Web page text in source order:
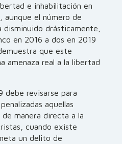
e inhabilitación en
aunque el número de
disminuido drásticamente,
en 2016 a dos en 2019
que este
amenaza real a la libertad
debe revisarse para
aquellas
manera directa a la
cuando existe
un delito de